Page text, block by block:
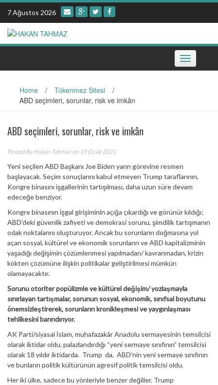
Skip
content
7 Ağustos 2026
Toggle
navigation
Home / Tükenmez Sitesi
/
ABD seçimleri, sorunlar, risk ve imkân
ABD seçimleri, sorunlar, risk ve imkân
Posted ByHakan Tahmazon 19 Ocak 2021
Yeni seçilen ABD Başkanı Joe Biden yarın görevine resmen
başlayacak. Seçim sonuçlarını kabul etmeyen Trump taraflarının,
Kongre binasını işgallerinin tartışılması, daha uzun süre devam
edeceğe benziyor.
Kongre binasının işgal girişiminin açığa çıkardığı ve görünür kıldığı;
ABD’deki güvenlik zafiyeti ve demokrasi sorunu, şimdilik tartışmanın
odak noktalarını oluşturuyor. Ancak bu sorunların doğmasına yol
açan sosyal, kültürel ve ekonomik sorunların ve ABD kapitalizminin
yaşadığı değişimin çözümlenmesi yapılmadan/ kavranmadan, krizin
kökten çözümüne ilişkin politikalar geliştirilmesi mümkün
olamayacaktır.
Sorunu otoriter popülizmle ve kültürel değişim/ yozlaşmayla
sınırlayan tartışmalar, sorunun sosyal, ekonomik, sınıfsal boyutunu
önemsizleştirerek, sorunların kronikleşmesi ve yaygınlaşması
tehlikesini barındırıyor.
AK Parti/siyasal İslam, muhafazakâr Anadolu sermayesinin temsilcisi
olarak iktidar oldu, palazlandırdığı “yeni sermaye sınıfının” temsilcisi
olarak 18 yıldır iktidarda. Trump da, ABD’nin yeni sermaye sınıfının
ve bunların politik kültürünün agresif politik temsilcisi oldu.
Her iki ülke, sadece bu yönleriyle benzer değiller. Trump